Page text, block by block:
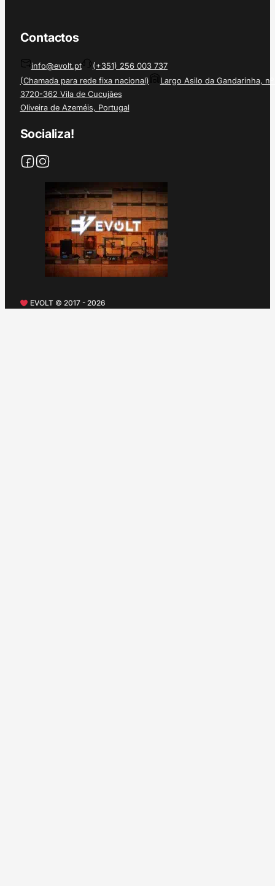
Contactos
info@evolt.pt
(+351) 256 003 737
(Chamada para rede fixa nacional)
Largo Asilo da Gandarinha, nº
3720-362 Vila de Cucujães
Oliveira de Azeméis, Portugal
Socializa!
EVOLT © 2017 - 2026